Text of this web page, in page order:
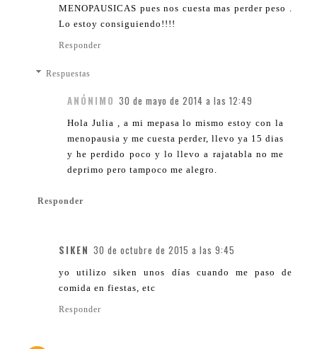
MENOPAUSICAS pues nos cuesta mas perder peso .
Lo estoy consiguiendo!!!!
Responder
Respuestas
ANÓNIMO 30 de mayo de 2014 a las 12:49
Hola Julia , a mi mepasa lo mismo estoy con la
menopausia y me cuesta perder, llevo ya 15 dias
y he perdido poco y lo llevo a rajatabla no me
deprimo pero tampoco me alegro.
Responder
SIKEN 30 de octubre de 2015 a las 9:45
yo utilizo siken unos días cuando me paso de
comida en fiestas, etc
Responder